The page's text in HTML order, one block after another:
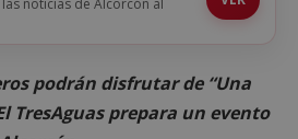
podrán disfrutar de “Una
TresAguas prepara un evento